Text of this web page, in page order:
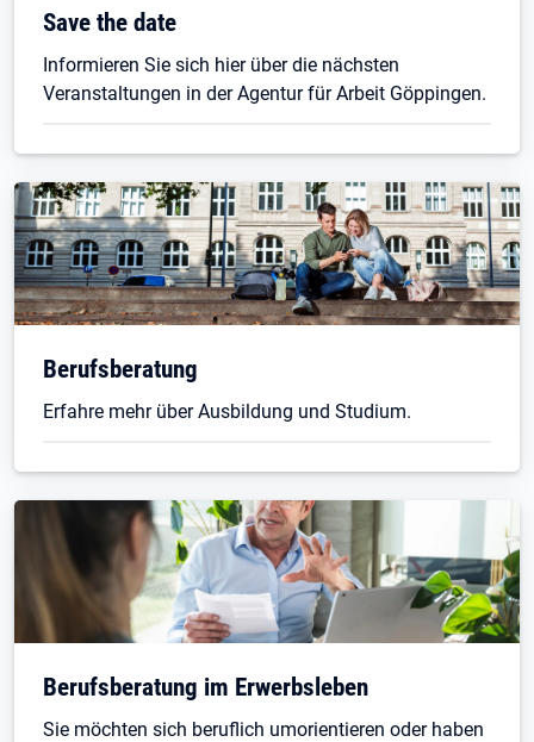
Save the date
Informieren Sie sich hier über die nächsten
Veranstaltungen in der Agentur für Arbeit Göppingen.
Berufsberatung
Erfahre mehr über Ausbildung und Studium.
Berufsberatung im Erwerbsleben
Sie möchten sich beruflich umorientieren oder haben